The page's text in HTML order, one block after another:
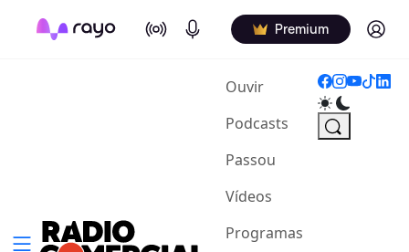
On Air Podcasts Premium Log in
Ouvir(current)
Podcasts
Passou
Vídeos
Programas